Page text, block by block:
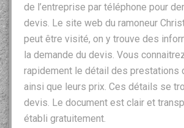
de l’entreprise par téléphone pour
devis. Le site web du ramoneur
peut être visité, on y trouve des
la demande du devis. Vous
rapidement le détail des prestations
ainsi que leurs prix. Ces détails se
devis. Le document est clair et
établi gratuitement.